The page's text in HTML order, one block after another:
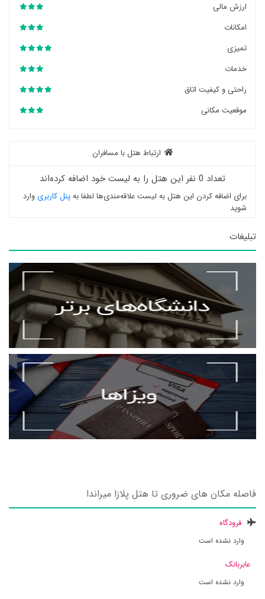
ارزش مالی
امکانات
تمیزی
خدمات
راحتی و کیفیت اتاق
موقعیت مکانی
ارتباط هتل با مسافران
تعداد 0 نفر این هتل را به لیست خود اضافه کرده‌اند
برای اضافه کردن این هتل به لیست علاقه‌مندی‌ها لطفا بهپنل کاربری وارد
شوید
تبلیغات
فاصله مکان های ضروری تا هتل پلازا میراندا
فرودگاه
وارد نشده است
عابربانک
وارد نشده است